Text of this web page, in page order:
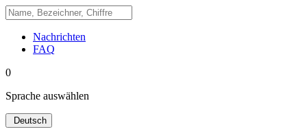
Nachrichten
FAQ
0
Sprache auswählen
Deutsch